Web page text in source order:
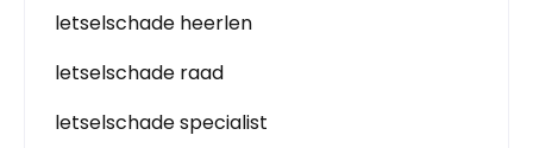
letselschade heerlen
letselschade raad
letselschade specialist